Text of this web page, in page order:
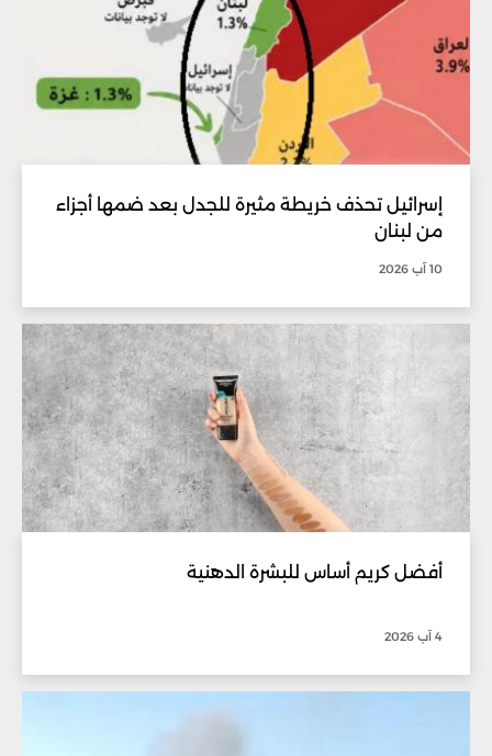
إسرائيل تحذف خريطة مثيرة للجدل بعد ضمها أجزاء
من لبنان
10 آب 2026
أفضل كريم أساس للبشرة الدهنية
4 آب 2026